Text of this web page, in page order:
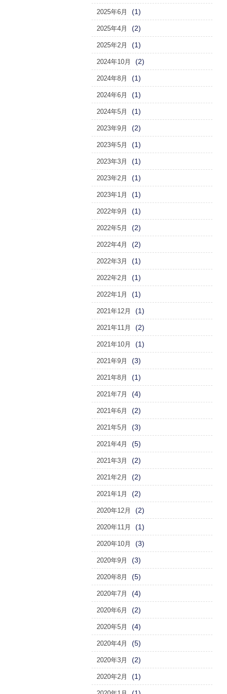
2025年6月 (1)
2025年4月 (2)
2025年2月 (1)
2024年10月 (2)
2024年8月 (1)
2024年6月 (1)
2024年5月 (1)
2023年9月 (2)
2023年5月 (1)
2023年3月 (1)
2023年2月 (1)
2023年1月 (1)
2022年9月 (1)
2022年5月 (2)
2022年4月 (2)
2022年3月 (1)
2022年2月 (1)
2022年1月 (1)
2021年12月 (1)
2021年11月 (2)
2021年10月 (1)
2021年9月 (3)
2021年8月 (1)
2021年7月 (4)
2021年6月 (2)
2021年5月 (3)
2021年4月 (5)
2021年3月 (2)
2021年2月 (2)
2021年1月 (2)
2020年12月 (2)
2020年11月 (1)
2020年10月 (3)
2020年9月 (3)
2020年8月 (5)
2020年7月 (4)
2020年6月 (2)
2020年5月 (4)
2020年4月 (5)
2020年3月 (2)
2020年2月 (1)